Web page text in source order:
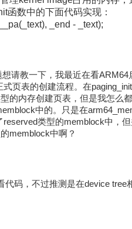
函数中的下面代码实现：
_end - _text);
想请教一下，我最近在看
页表的创建流程。在
的内存创建页表，但是我怎么
中的。只是在
reserved类型的memblock中，
memblock中啊？
代码，不过推测是在device tree